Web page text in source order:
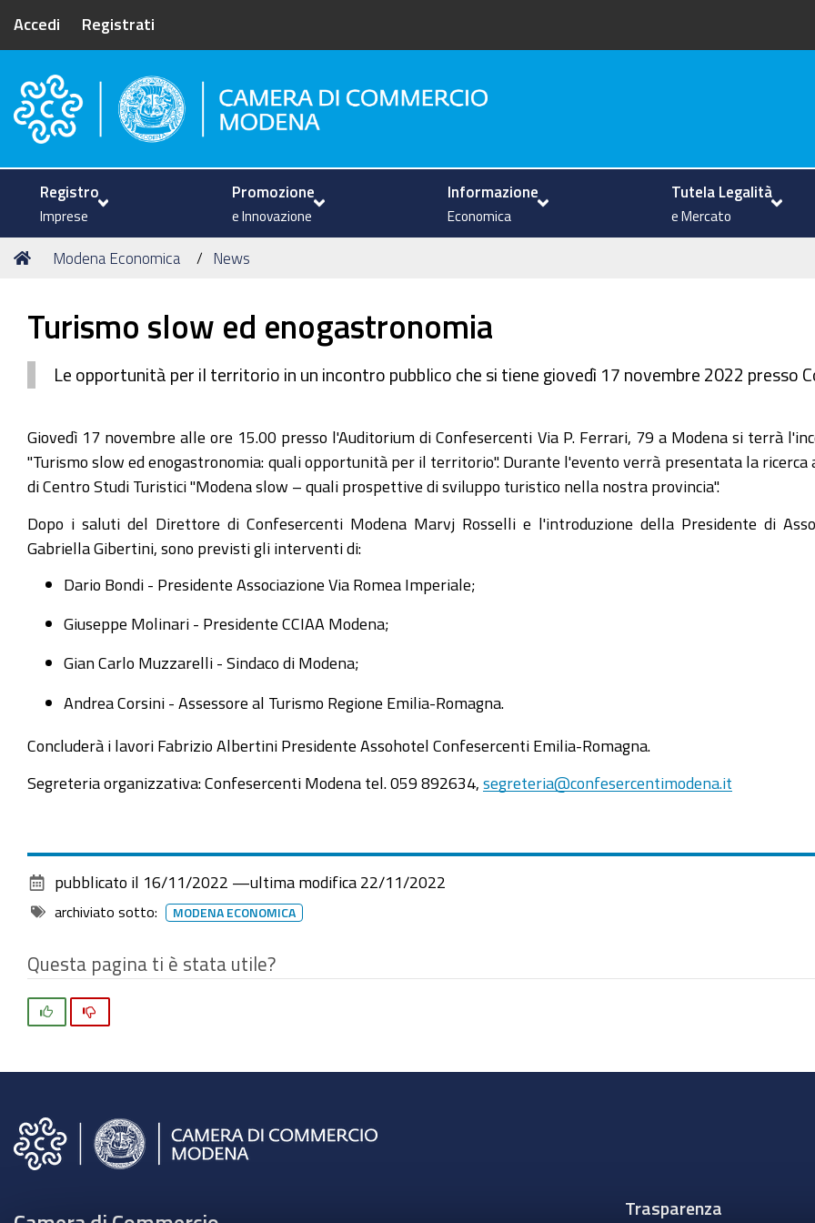
Accedi Registrati
Camera di Commercio di Modena
Registro
Imprese
Promozione
e Innovazione
Informazione
Economica
Tutela Legalità
e Mercato
Tu
Home
Modena Economica News
Turismo slow ed enogastronomia
Le opportunità per il territorio in un incontro pubblico che si tiene giovedì 17 novembre 2022 presso
Giovedì 17 novembre alle ore 15.00 presso l'Auditorium di Confesercenti Via P. Ferrari, 79 a Modena si terrà
"Turismo slow ed enogastronomia: quali opportunità per il territorio". Durante l'evento verrà presentata la ricerca
di Centro Studi Turistici "Modena slow – quali prospettive di sviluppo turistico nella nostra provincia".
Dopo i saluti del Direttore di Confesercenti Modena Marvj Rosselli e l'introduzione della Presidente di
Gabriella Gibertini, sono previsti gli interventi di:
Dario Bondi - Presidente Associazione Via Romea Imperiale;
Giuseppe Molinari - Presidente CCIAA Modena;
Gian Carlo Muzzarelli - Sindaco di Modena;
Andrea Corsini - Assessore al Turismo Regione Emilia-Romagna.
Concluderà i lavori Fabrizio Albertini Presidente Assohotel Confesercenti Emilia-Romagna.
Segreteria organizzativa: Confesercenti Modena tel. 059 892634, segreteria@confesercentimodena.it
pubblicato il 16/11/2022 —ultima modifica 22/11/2022
archiviato sotto: MODENA ECONOMICA
Questa pagina ti è stata utile?
Trasparenza